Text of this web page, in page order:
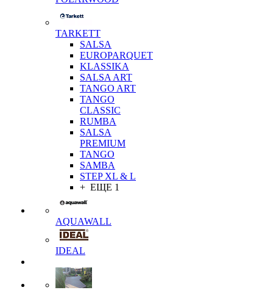
TARKETT
SALSA
EUROPARQUET
KLASSIKA
SALSA ART
TANGO ART
TANGO
CLASSIC
RUMBA
SALSA
PREMIUM
TANGO
SAMBA
STEP XL & L
+ ЕЩЕ 1
AQUAWALL
IDEAL